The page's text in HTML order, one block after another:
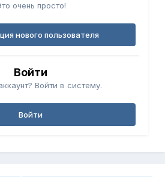
очень просто!
нового пользователя
Войти
Войти в систему.
Войти